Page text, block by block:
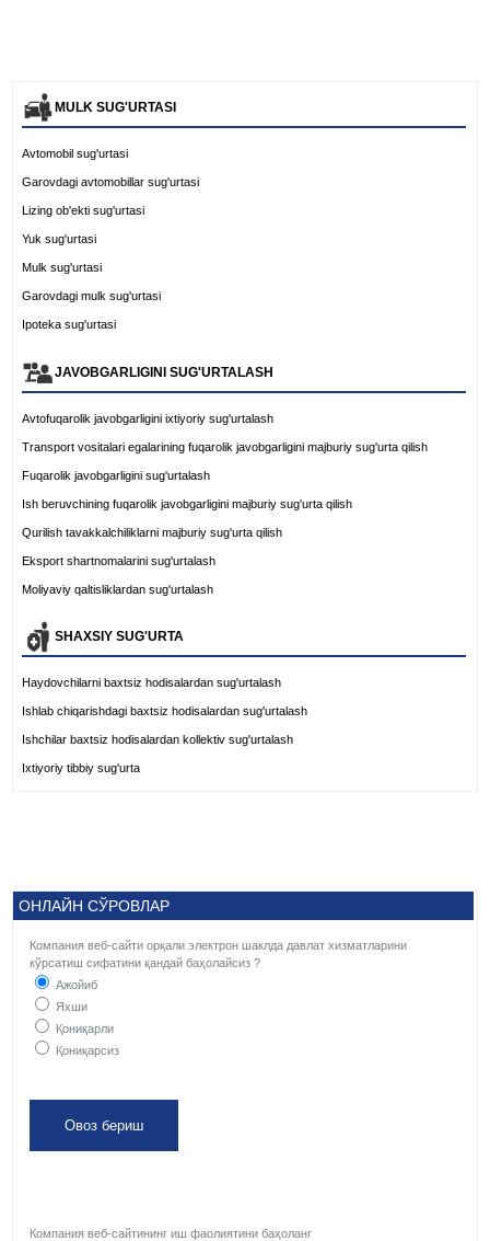
MULK SUG'URTASI
Avtomobil sug'urtasi
Garovdagi avtomobillar sug'urtasi
Lizing ob'ekti sug'urtasi
Yuk sug'urtasi
Mulk sug'urtasi
Garovdagi mulk sug'urtasi
Ipoteka sug'urtasi
JAVOBGARLIGINI SUG'URTALASH
Avtofuqarolik javobgarligini ixtiyoriy sug'urtalash
Transport vositalari egalarining fuqarolik javobgarligini majburiy sug'urta qilish
Fuqarolik javobgarligini sug'urtalash
Ish beruvchining fuqarolik javobgarligini majburiy sug'urta qilish
Qurilish tavakkalchiliklarni majburiy sug'urta qilish
Eksport shartnomalarini sug'urtalash
Moliyaviy qaltisliklardan sug'urtalash
SHAXSIY SUG'URTA
Haydovchilarni baxtsiz hodisalardan sug'urtalash
Ishlab chiqarishdagi baxtsiz hodisalardan sug'urtalash
Ishchilar baxtsiz hodisalardan kollektiv sug'urtalash
Ixtiyoriy tibbiy sug'urta
ОНЛАЙН СЎРОВЛАР
Компания веб-сайти орқали электрон шаклда давлат хизматларини
кўрсатиш сифатини қандай баҳолайсиз ?
Ажойиб
Яхши
Қониқарли
Қониқарсиз
Компания веб-сайтининг иш фаолиятини баҳоланг